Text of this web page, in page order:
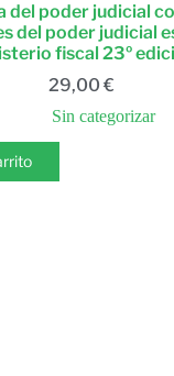
del poder judicial
del poder judicial
fiscal 23º
29,00 €
Sin categorizar